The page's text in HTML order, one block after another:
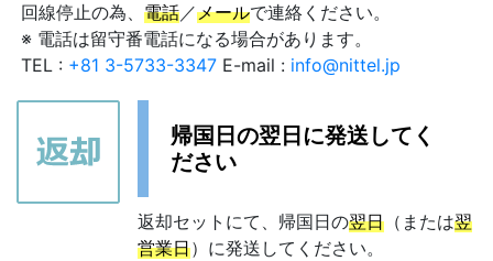
回線停止の為、 電話／メールで連絡ください。
※ 電話は留守番電話になる場合があります。
TEL : +81 3-5733-3347 E-mail : info@nittel.jp
帰国日の翌日に発送してく
ださい
返却セットにて、帰国日の翌日 （または翌
営業日）に発送してください。